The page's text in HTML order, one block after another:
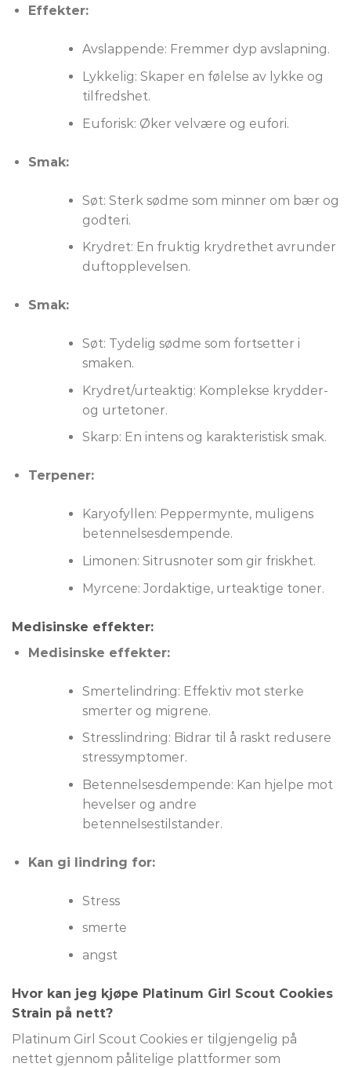
Effekter:
Avslappende: Fremmer dyp avslapning.
Lykkelig: Skaper en følelse av lykke og
tilfredshet.
Euforisk: Øker velvære og eufori.
Smak:
Søt: Sterk sødme som minner om bær og
godteri.
Krydret: En fruktig krydrethet avrunder
duftopplevelsen.
Smak:
Søt: Tydelig sødme som fortsetter i
smaken.
Krydret/urteaktig: Komplekse krydder-
og urtetoner.
Skarp: En intens og karakteristisk smak.
Terpener:
Karyofyllen: Peppermynte, muligens
betennelsesdempende.
Limonen: Sitrusnoter som gir friskhet.
Myrcene: Jordaktige, urteaktige toner.
Medisinske effekter:
Medisinske effekter:
Smertelindring: Effektiv mot sterke
smerter og migrene.
Stresslindring: Bidrar til å raskt redusere
stressymptomer.
Betennelsesdempende: Kan hjelpe mot
hevelser og andre
betennelsestilstander.
Kan gi lindring for:
Stress
smerte
angst
Hvor kan jeg kjøpe Platinum Girl Scout Cookies
Strain på nett?
Platinum Girl Scout Cookies er tilgjengelig på
nettet gjennom pålitelige plattformer som